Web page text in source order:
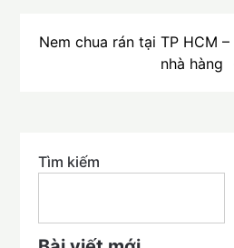
Nem chua rán tại TP HCM
nhà hàng
Tìm kiếm